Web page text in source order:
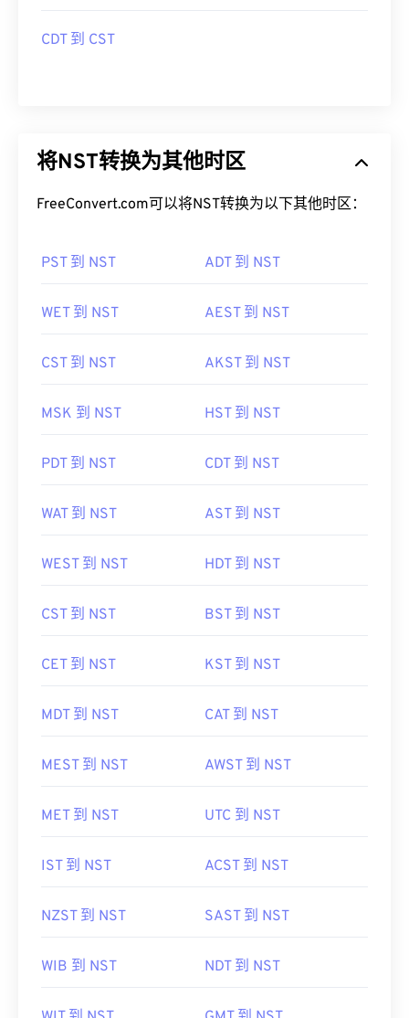
CDT 到 CST
将NST转换为其他时区
FreeConvert.com可以将NST转换为以下其他时区：
PST 到 NST ADT 到 NST
WET 到 NST AEST 到 NST
CST 到 NST AKST 到 NST
MSK 到 NST HST 到 NST
PDT 到 NST CDT 到 NST
WAT 到 NST AST 到 NST
WEST 到 NST HDT 到 NST
CST 到 NST BST 到 NST
CET 到 NST KST 到 NST
MDT 到 NST CAT 到 NST
MEST 到 NST AWST 到 NST
MET 到 NST UTC 到 NST
IST 到 NST ACST 到 NST
NZST 到 NST SAST 到 NST
WIB 到 NST NDT 到 NST